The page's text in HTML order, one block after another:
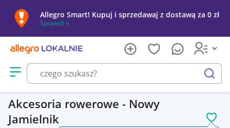
Allegro Smart! Kupuj i sprzedawaj z dostawą za 0 zł
Sprawdź »
Otwórz menu z kategoriami
szukaj
Akcesoria rowerowe - Nowy
Jamielnik